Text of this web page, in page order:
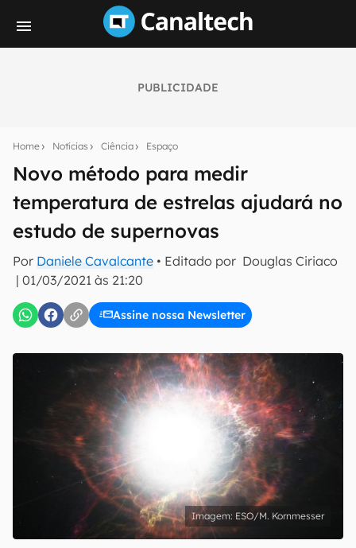
PUBLICIDADE
Home Notícias Ciência Espaço
Novo método para medir
temperatura de estrelas ajudará no
estudo de supernovas
Por Daniele Cavalcante • Editado por Douglas Ciriaco
| 01/03/2021 às 21:20
Assine nossa Newsletter
notícias e reviews sobre tecnologia em primeira
E-mail
inscreva-se
Confirmo que li, aceito e concordo com os Termos de
Uso e Política de Privacidade do Canaltech.
ESO/M. Kornmesser